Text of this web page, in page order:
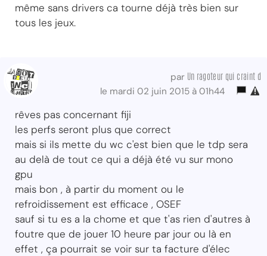
même sans drivers ca tourne déjà très bien sur
tous les jeux.
par Un ragoteur qui craint d
le mardi 02 juin 2015 à 01h44
rêves pas concernant fiji
les perfs seront plus que correct
mais si ils mette du wc c'est bien que le tdp sera
au delà de tout ce qui a déjà été vu sur mono
gpu
mais bon , à partir du moment ou le
refroidissement est efficace , OSEF
sauf si tu es a la chome et que t'as rien d'autres à
foutre que de jouer 10 heure par jour ou là en
effet , ça pourrait se voir sur ta facture d'élec